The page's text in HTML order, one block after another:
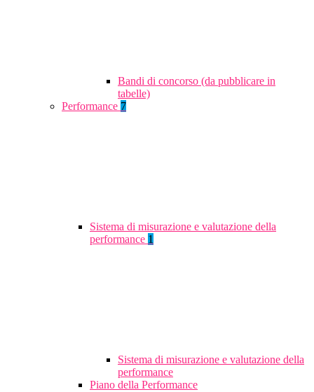
Bandi di concorso (da pubblicare in
tabelle)
Performance 7
Sistema di misurazione e valutazione della
performance 1
Sistema di misurazione e valutazione della
performance
Piano della Performance